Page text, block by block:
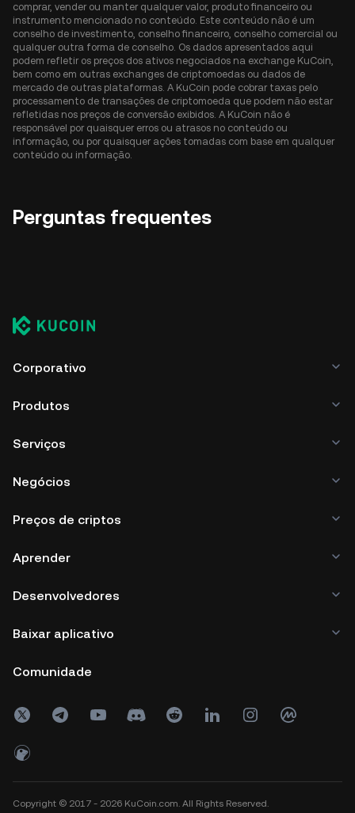
comprar, vender ou manter qualquer valor, produto financeiro ou
instrumento mencionado no conteúdo. Este conteúdo não é um
conselho de investimento, conselho financeiro, conselho comercial ou
qualquer outra forma de conselho. Os dados apresentados aqui
podem refletir os preços dos ativos negociados na exchange KuCoin,
bem como em outras exchanges de criptomoedas ou dados de
mercado de outras plataformas. A KuCoin pode cobrar taxas pelo
processamento de transações de criptomoeda que podem não estar
refletidas nos preços de conversão exibidos. A KuCoin não é
responsável por quaisquer erros ou atrasos no conteúdo ou
informação, ou por quaisquer ações tomadas com base em qualquer
conteúdo ou informação.
Perguntas frequentes
Corporativo
Produtos
Serviços
Negócios
Preços de criptos
Aprender
Desenvolvedores
Baixar aplicativo
Comunidade
Copyright © 2017 - 2026 KuCoin.com. All Rights Reserved.